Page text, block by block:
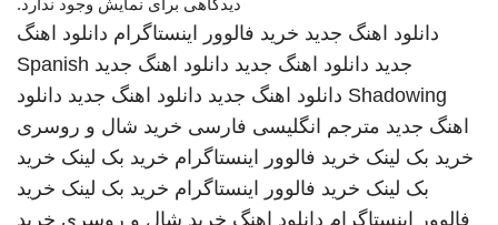
دیدگاهی برای نمایش وجود ندارد.
دانلود اهنگ جدید خرید فالوور اینستاگرام دانلود اهنگ
جدید دانلود اهنگ جدید دانلود اهنگ جدید Spanish
Shadowing دانلود اهنگ جدید دانلود اهنگ جدید دانلود
اهنگ جدید مترجم انگلیسی فارسی خرید شال و روسری
خرید بک لینک خرید فالوور اینستاگرام خرید بک لینک خرید
بک لینک خرید فالوور اینستاگرام خرید بک لینک خرید
فالوور اینستاگرام دانلود اهنگ خرید شال و روسری خرید